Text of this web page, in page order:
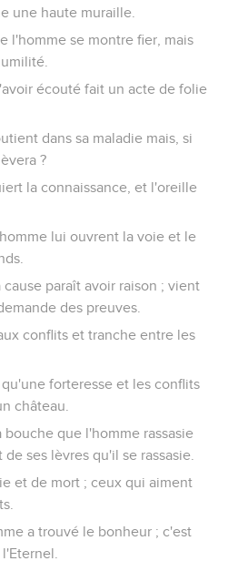
une haute muraille.
l'homme se montre fier, mais
écouté fait un acte de folie
dans sa maladie mais, si
?
la connaissance, et l'oreille
lui ouvrent la voie et le
paraît avoir raison ; vient
des preuves.
conflits et tranche entre les
forteresse et les conflits
château.
bouche que l'homme rassasie
ses lèvres qu'il se rassasie.
et de mort ; ceux qui aiment
a trouvé le bonheur ; c'est